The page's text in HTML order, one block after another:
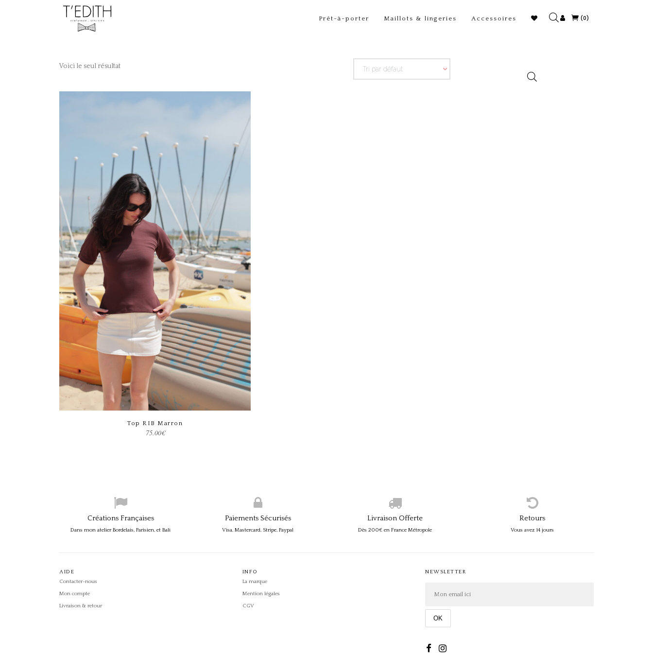
Prêt-à-porter Maillots & lingeries Accessoires (0)
Voici le seul résultat Tri par défaut
Choix des options
Ce produit a plusieurs variations. Les options peuvent être choisies sur la page du produit
Top RIB Marron
75.00€
Créations Françaises
Dans mon atelier Bordelais, Parisien, et Bali
Paiements Sécurisés
Visa, Mastercard, Stripe, Paypal
Livraison Offerte
Dès 200€ en France Métropole
Retours
Vous avez 14 jours
AIDE
Contacter-nous
Mon compte
Livraison & retour
INFO
La marque
Mention légales
CGV
NEWSLETTER